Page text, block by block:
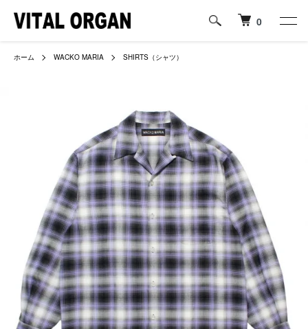
0
ホーム WACKO MARIA SHIRTS（シャツ）